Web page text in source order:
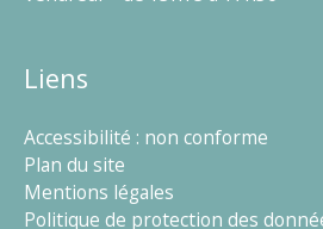
Liens
Accessibilité : non conforme
Plan du site
Mentions légales
Politique de protection des